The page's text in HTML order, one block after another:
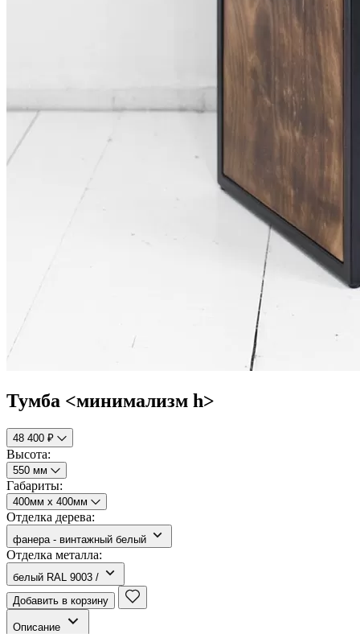
Тумба <минимализм h>
48 400 ₽
Высота:
550 мм
Габариты:
400мм х 400мм
Отделка дерева:
фанера - винтажный белый
Отделка металла:
белый RAL 9003 /
Добавить в корзину
Описание